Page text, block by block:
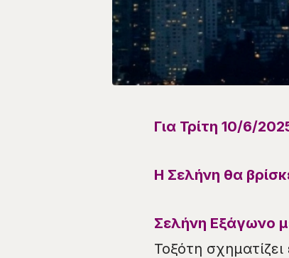
Για Τρίτη 10/6/
Η Σελήνη θα
Σελήνη Εξάγωνο
Τοξότη